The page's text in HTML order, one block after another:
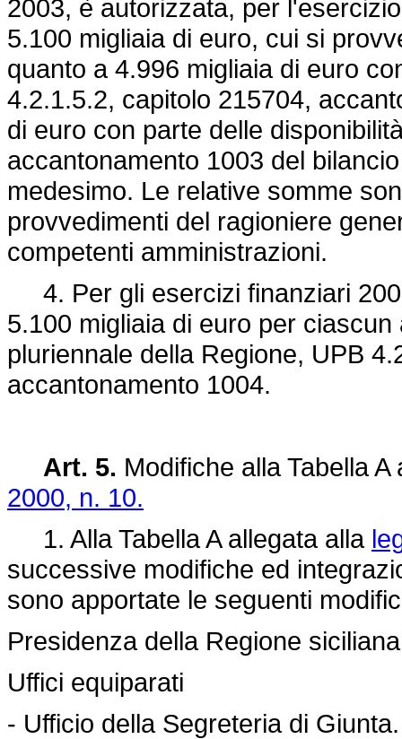
2003, è autorizzata, per
5.100 migliaia di euro, cui si
quanto a 4.996 migliaia di euro
4.2.1.5.2, capitolo 215704,
di euro con parte delle
accantonamento 1003 del
medesimo. Le relative somme
provvedimenti del ragioniere
competenti amministrazioni.
4. Per gli esercizi finanziari
5.100 migliaia di euro per
pluriennale della Regione, UPB
accantonamento 1004.
Art. 5. Modifiche alla Tabella
2000, n. 10.
1. Alla Tabella A allegata alla
successive modifiche ed
sono apportate le seguenti
Presidenza della Regione siciliana
Uffici equiparati
- Ufficio della Segreteria di Giunta.